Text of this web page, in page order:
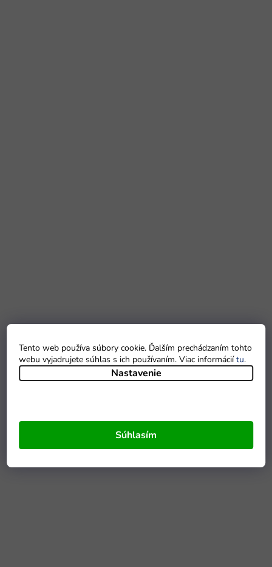
Tento web používa súbory cookie. Ďalším prechádzaním tohto
webu vyjadrujete súhlas s ich používaním. Viac informáciítu.
Nastavenie
Súhlasím